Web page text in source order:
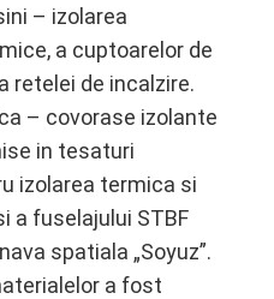
– izolarea
a cuptoarelor de
retelei de incalzire.
– covorase izolante
in tesaturi
izolarea termica si
a fuselajului STBF
spatiala „Soyuz”.
a fost